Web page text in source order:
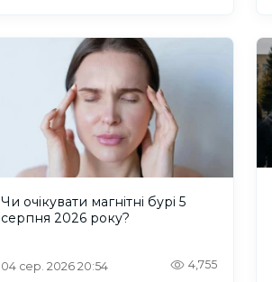
Чи очікувати магнітні бурі 5
серпня 2026 року?
04 сер. 2026 20:54 4,755